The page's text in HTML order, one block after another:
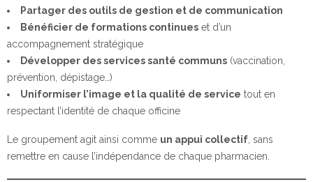
Partager des outils de gestion et de communication
Bénéficier de formations continues et d’un
accompagnement stratégique
Développer des services santé communs (vaccination,
prévention, dépistage…)
Uniformiser l’image et la qualité de service tout en
respectant l’identité de chaque officine
Le groupement agit ainsi comme un appui collectif , sans
remettre en cause l’indépendance de chaque pharmacien.